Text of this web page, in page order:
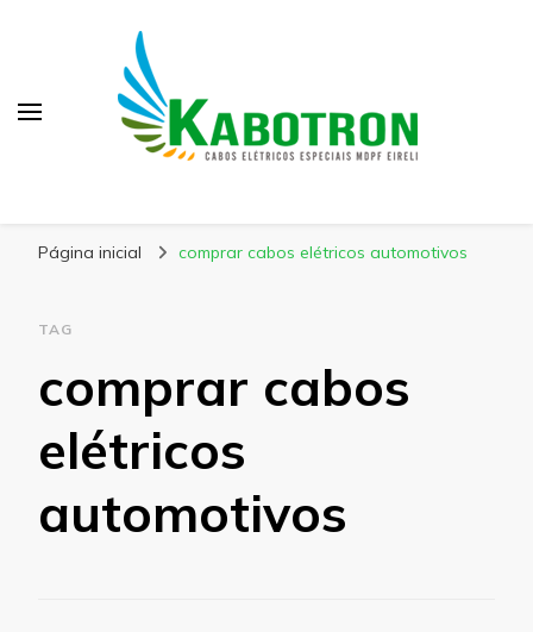
Página inicial comprar cabos elétricos automotivos
TAG
comprar cabos
elétricos
automotivos